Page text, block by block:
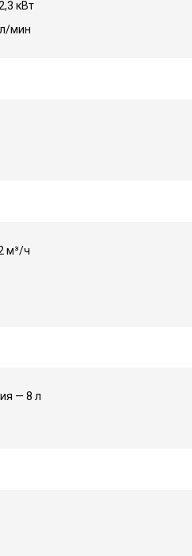
кВт
мин
м³/ч
— 8 л